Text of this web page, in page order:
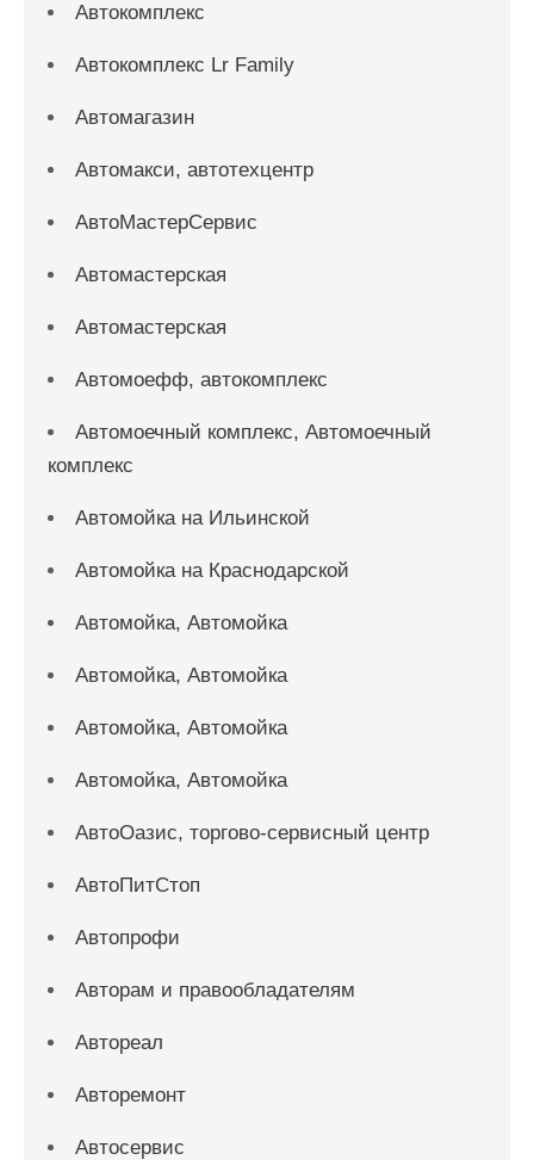
Автокомплекс
Автокомплекс Lr Family
Автомагазин
Автомакси, автотехцентр
АвтоМастерСервис
Автомастерская
Автомастерская
Автомоефф, автокомплекс
Автомоечный комплекс, Автомоечный
комплекс
Автомойка на Ильинской
Автомойка на Краснодарской
Автомойка, Автомойка
Автомойка, Автомойка
Автомойка, Автомойка
Автомойка, Автомойка
АвтоОазис, торгово-сервисный центр
АвтоПитСтоп
Автопрофи
Авторам и правообладателям
Автореал
Авторемонт
Автосервис